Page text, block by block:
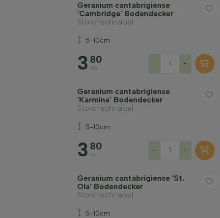
Geranium cantabrigiense
'Cambridge' Bodendecker
Storchschnabel
5-10cm
3 80
Ab
- +
Geranium cantabrigiense
'Karmina' Bodendecker
Storchschnabel
5-10cm
3 80
Ab
- +
Geranium cantabrigiense 'St.
Ola' Bodendecker
Storchschnabel
5-10cm